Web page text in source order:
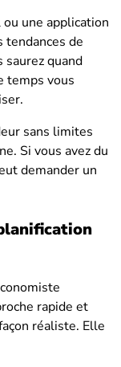
une application
tendances de
quand
temps vous
sans limites
Si vous avez du
demander un
rapide et
réaliste. Elle